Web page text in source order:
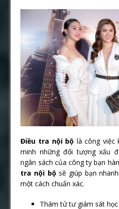
Điều tra nội bộ là công việc
minh những đối tượng xấu
ngân sách của công ty bạn
tra nội bộ sẽ giúp bạn
một cách chuẩn xác.
Thám tử tư giám sát học